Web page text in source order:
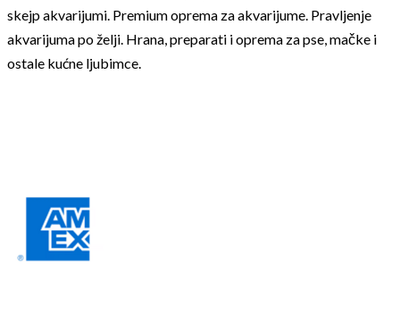
skejp akvarijumi. Premium oprema za akvarijume. Pravljenje
akvarijuma po želji. Hrana, preparati i oprema za pse, mačke i
ostale kućne ljubimce.